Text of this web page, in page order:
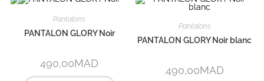
Pantalons
PANTALON GLORY Noir
490,00MAD
Pantalons
PANTALON GLORY Noir blanc
490,00MAD